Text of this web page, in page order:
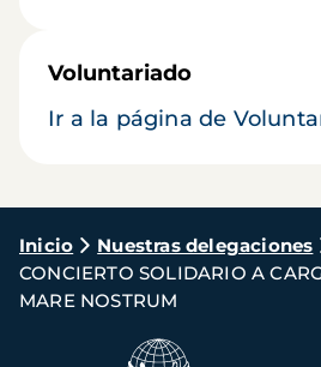
Voluntariado
Ir a la página de
Ruta
de
navegación
Inicio Nuestras delegaciones
CONCIERTO SOLIDARIO A
MARE NOSTRUM